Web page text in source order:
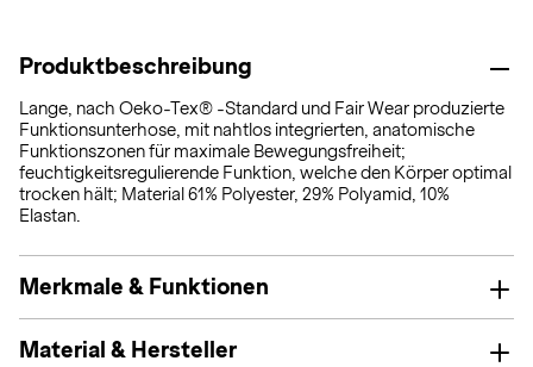
Produktbeschreibung
Lange, nach Oeko-Tex® -Standard und Fair Wear produzierte
Funktionsunterhose, mit nahtlos integrierten, anatomische
Funktionszonen für maximale Bewegungsfreiheit;
feuchtigkeitsregulierende Funktion, welche den Körper optimal
trocken hält; Material 61% Polyester, 29% Polyamid, 10%
Elastan.
Merkmale & Funktionen
Material & Hersteller